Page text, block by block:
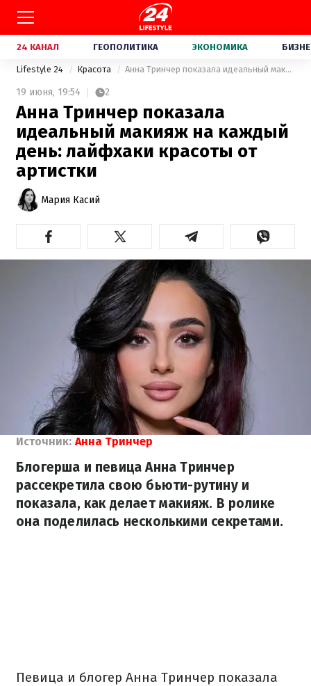
24 КАНАЛ ГЕОПОЛИТИКА ЭКОНОМИКА
Lifestyle 24 Красота Анна Тринчер показала идеальный макияж на каждый день: лайфхаки красоты от артистки
19 июня, 19:54 2
Анна Тринчер показала
идеальный макияж на каждый
день: лайфхаки красоты от
артистки
Мария Касий
Источник: Анна Тринчер
Блогерша и певица Анна Тринчер
рассекретила свою бьюти-рутину и
показала, как делает макияж. В ролике
она поделилась несколькими секретами.
Певица и блогер Анна Тринчер показала